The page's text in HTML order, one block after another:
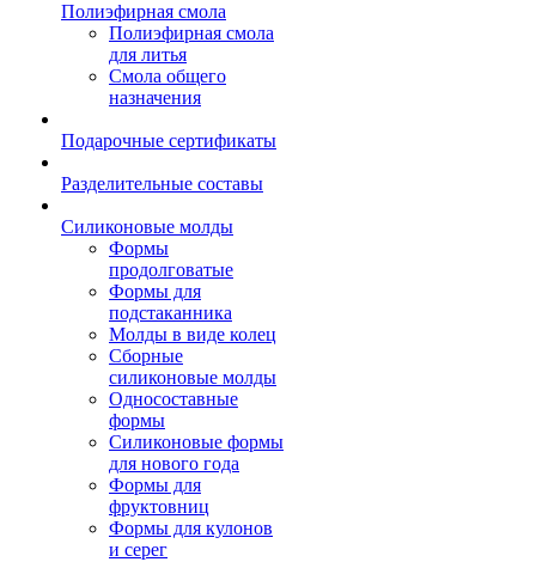
Полиэфирная смола
Полиэфирная смола
для литья
Смола общего
назначения
Подарочные сертификаты
Разделительные составы
Силиконовые молды
Формы
продолговатые
Формы для
подстаканника
Молды в виде колец
Сборные
силиконовые молды
Односоставные
формы
Силиконовые формы
для нового года
Формы для
фруктовниц
Формы для кулонов
и серег